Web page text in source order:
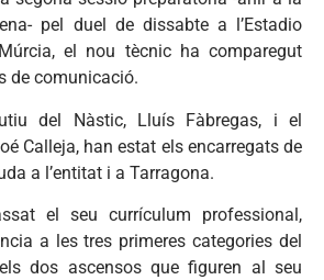
pel duel de dissabte a l’Estadio
el nou tècnic ha comparegut
de comunicació.
del Nàstic, Lluís Fàbregas, i el
Calleja, han estat els encarregats de
a l’entitat i a Tarragona.
el seu currículum professional,
a les tres primeres categories del
dos ascensos que figuren al seu